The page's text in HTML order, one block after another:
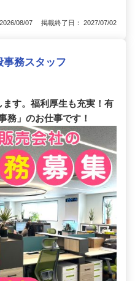
08/07 掲載終了日： 2027/07/02
務スタッフ
す。福利厚生も充実！有
務」のお仕事です！